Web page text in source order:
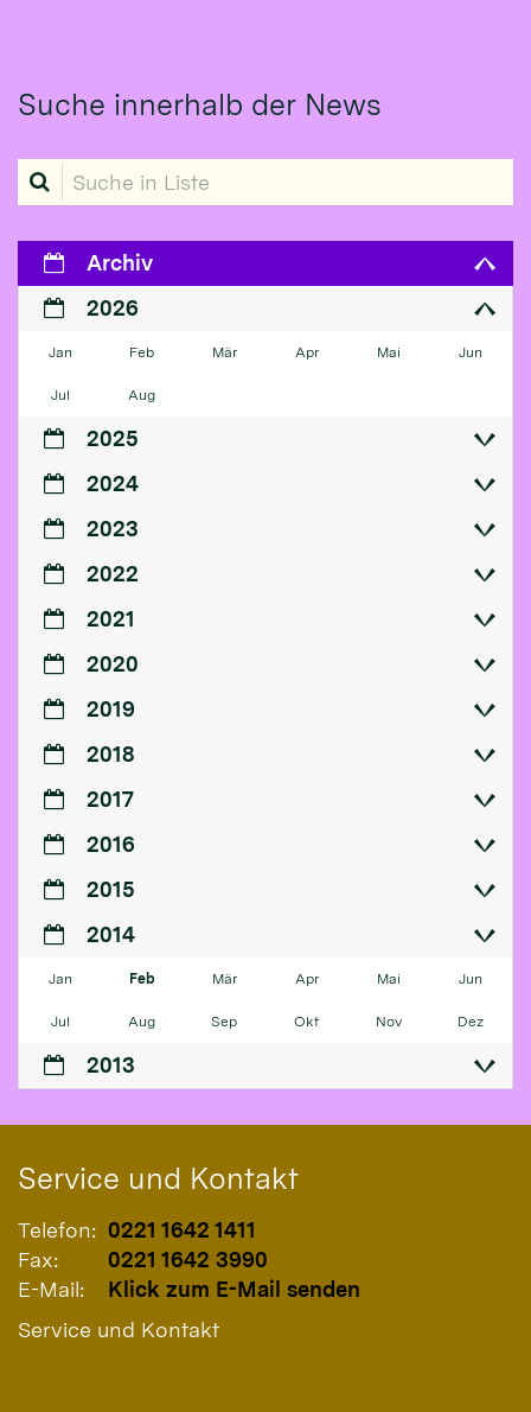
Suche innerhalb der News
Suche in Liste
Archiv
2026
Jan Feb Mär Apr Mai Jun
Jul Aug
2025
2024
2023
2022
2021
2020
2019
2018
2017
2016
2015
2014
Jan Feb Mär Apr Mai Jun
Jul Aug Sep Okt Nov Dez
2013
Service und Kontakt
Telefon: 0221 1642 1411
Fax:
0221 1642 3990
E-Mail:
Klick zum E-Mail senden
Service und Kontakt